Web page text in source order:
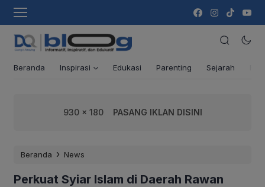
Beranda Inspirasi Edukasi Parenting Sejarah
930 x 180 PASANG IKLAN DISINI
Beranda › News
Perkuat Syiar Islam di Daerah Rawan